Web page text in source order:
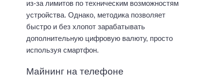
из-за лимитов по техническим возможностям
устройства. Однако, методика позволяет
быстро и без хлопот зарабатывать
дополнительную цифровую валюту, просто
используя смартфон.
Майнинг на телефоне